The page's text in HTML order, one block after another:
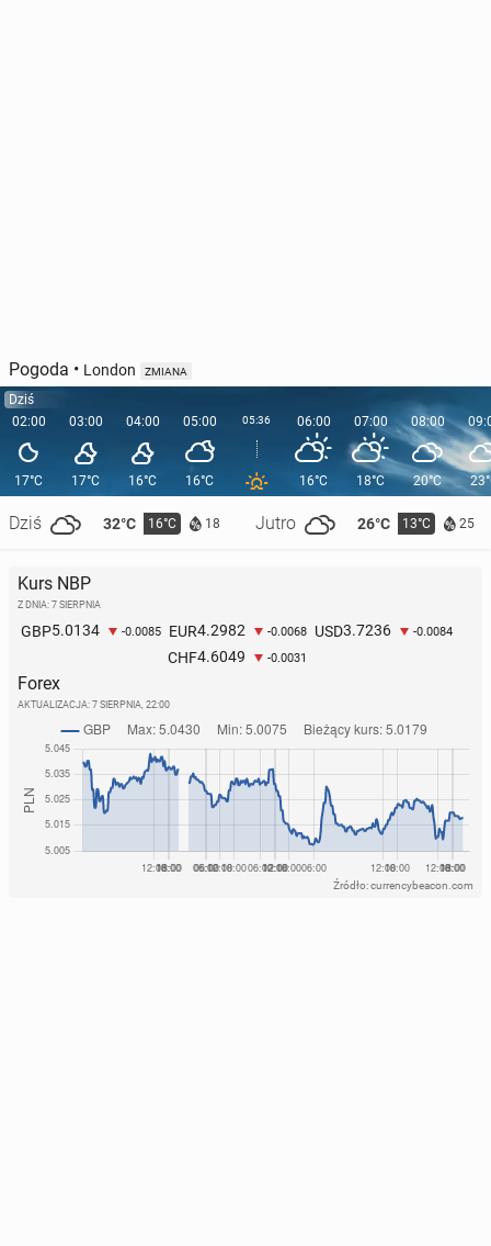
Pogoda • London ZMIANA
Dziś
02:00
17°C
Dziś 32°C 16°C 18 Jutro 26°C 13°C 25
03:00
17°C
04:00
16°C
05:00
16°C
05:36 06:00
16°C
07:00
18°C
08:00
20°C
Kurs NBP
Z DNIA: 7 SIERPNIA
GBP5.0134 -0.0085 EUR4.2982 -0.0068 USD3.7236 -0.0084
CHF4.6049 -0.0031
Forex
AKTUALIZACJA: 7 SIERPNIA, 22:00
Źródło: currencybeacon.com